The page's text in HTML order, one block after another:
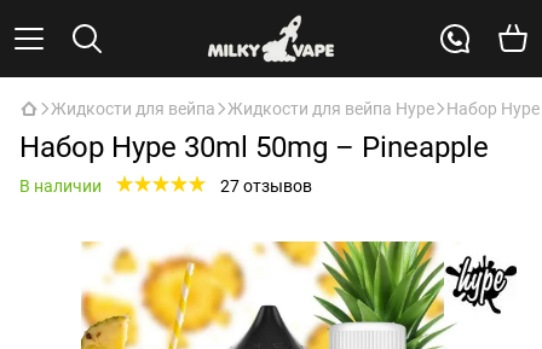
Жидкости для вейпа Жидкости для вейпа Hype Набор
Набор Hype 30ml 50mg – Pineapple
В наличии 27 отзывов